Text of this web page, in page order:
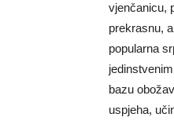
vjenčanicu,
prekrasnu,
popularna
bazu
uspjeha,